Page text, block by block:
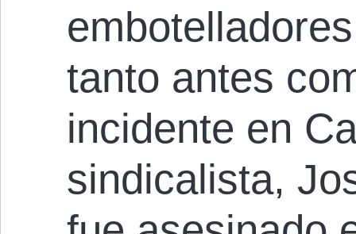
tanto antes
incidente en
sindicalista,